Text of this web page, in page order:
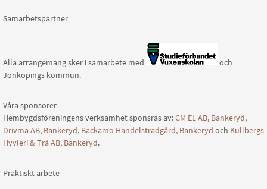
Samarbetspartner
Alla arrangemang sker i samarbete med
och
Jönköpings kommun.
Våra sponsorer
Hembygdsföreningens verksamhet sponsras av:CM EL AB, Bankeryd,
Drivma AB, Bankeryd, Backamo Handelsträdgård, Bankeryd och Kullbergs
Hyvleri & Trä AB, Bankeryd.
Praktiskt arbete